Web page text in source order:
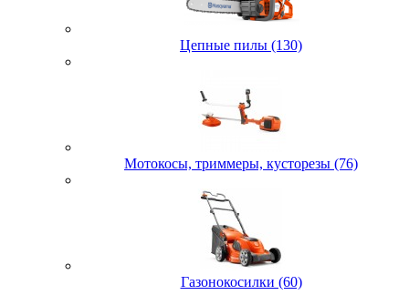
Цепные пилы (130)
Мотокосы, триммеры, кусторезы (76)
Газонокосилки (60)